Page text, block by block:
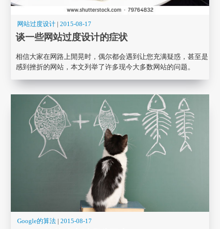
网站过度设计 |2015-08-17
谈一些网站过度设计的症状
相信大家在网路上閒晃时，偶尔都会遇到让您充满疑惑，甚至是
感到挫折的网站，本文列举了许多现今大多数网站的问题。
Google的算法 |2015-08-17